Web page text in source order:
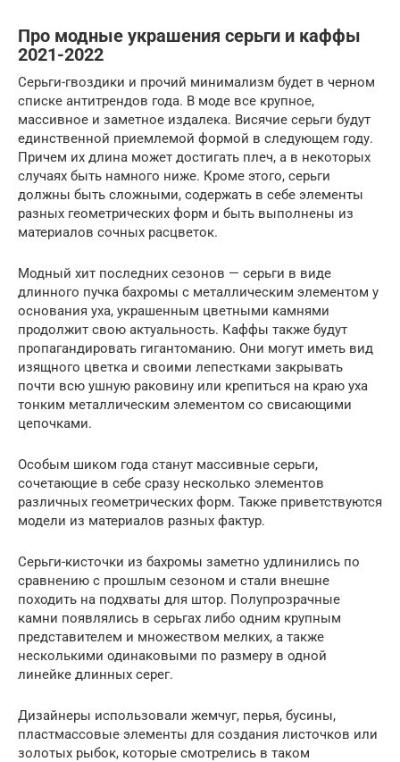
Про модные украшения серьги и каффы
2021-2022
Серьги-гвоздики и прочий минимализм будет в черном
списке антитрендов года. В моде все крупное,
массивное и заметное издалека. Висячие серьги будут
единственной приемлемой формой в следующем году.
Причем их длина может достигать плеч, а в некоторых
случаях быть намного ниже. Кроме этого, серьги
должны быть сложными, содержать в себе элементы
разных геометрических форм и быть выполнены из
материалов сочных расцветок.
Модный хит последних сезонов — серьги в виде
длинного пучка бахромы с металлическим элементом у
основания уха, украшенным цветными камнями
продолжит свою актуальность. Каффы также будут
пропагандировать гигантоманию. Они могут иметь вид
изящного цветка и своими лепестками закрывать
почти всю ушную раковину или крепиться на краю уха
тонким металлическим элементом со свисающими
цепочками.
Особым шиком года станут массивные серьги,
сочетающие в себе сразу несколько элементов
различных геометрических форм. Также приветствуются
модели из материалов разных фактур.
Серьги-кисточки из бахромы заметно удлинились по
сравнению с прошлым сезоном и стали внешне
походить на подхваты для штор. Полупрозрачные
камни появлялись в серьгах либо одним крупным
представителем и множеством мелких, а также
несколькими одинаковыми по размеру в одной
линейке длинных серег.
Дизайнеры использовали жемчуг, перья, бусины,
пластмассовые элементы для создания листочков или
золотых рыбок, которые смотрелись в таком